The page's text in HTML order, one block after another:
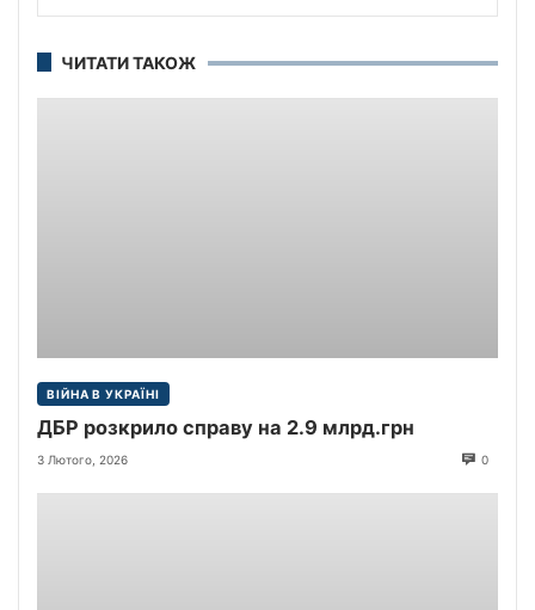
ЧИТАТИ ТАКОЖ
ВІЙНА В УКРАЇНІ
ДБР розкрило справу на 2.9 млрд.грн
3 Лютого, 2026 0